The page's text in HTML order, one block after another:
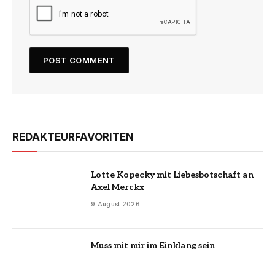
REDAKTEURFAVORITEN
Lotte Kopecky mit Liebesbotschaft an
Axel Merckx
9 August 2026
Muss mit mir im Einklang sein